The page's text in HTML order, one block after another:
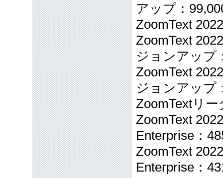
アップ：
ZoomText
ZoomText
ジョンアップ
ZoomText
ジョンアップ
ZoomTextリ
ZoomText
Enterprise：
ZoomText
Enterprise：